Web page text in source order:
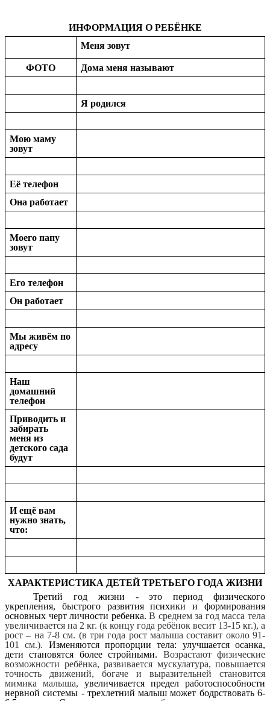
ИНФОРМАЦИЯ О РЕБЁНКЕ
Меня зовут
ФОТО Дома меня называют
Я родился
Мою маму
зовут
Её телефон
Она работает
Моего папу
зовут
Его телефон
Он работает
Мы живём по
адресу
Наш
домашний
телефон
Приводить и
забирать
меня из
детского сада
будут
И ещё вам
нужно знать,
что:
ХАРАКТЕРИСТИКА ДЕТЕЙ ТРЕТЬЕГО ГОДА ЖИЗНИ
Третий год жизни - это период физического
укрепления, быстрого развития психики и формирования
основных черт личности ребенка. В среднем за год масса тела
увеличивается на 2 кг. (к концу года ребёнок весит 13-15 кг.), а
рост – на 7-8 см. (в три года рост малыша составит около 91-
101 см.). Изменяются пропорции тела: улучшается осанка,
дети становятся более стройными. Возрастают физические
возможности ребёнка, развивается мускулатура, повышается
точность движений, богаче и выразительней становится
мимика малыша, увеличивается предел работоспособности
нервной системы - трехлетний малыш может бодрствовать 6-